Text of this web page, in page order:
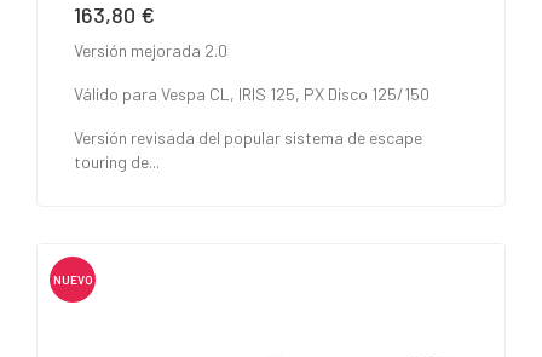
Precio
163,80 €
Versión mejorada 2.0
Válido para Vespa CL, IRIS 125, PX Disco 125/150
Versión revisada del popular sistema de escape
touring de...
NUEVO